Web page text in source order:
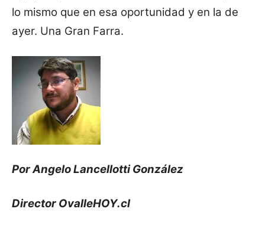
lo mismo que en esa oportunidad y en la de
ayer. Una Gran Farra.
Por Angelo Lancellotti González
Director OvalleHOY.cl